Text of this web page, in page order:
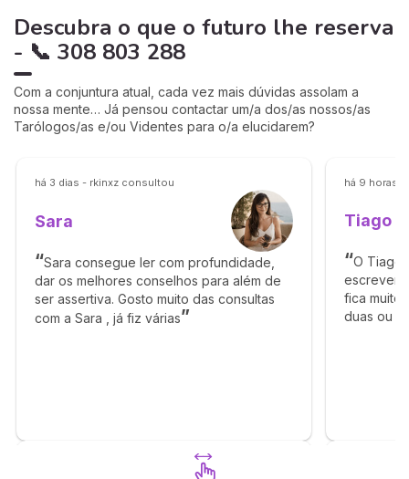
Descubra o que o futuro lhe reserva
- 📞 308 803 288
Com a conjuntura atual, cada vez mais dúvidas assolam a
nossa mente… Já pensou contactar um/a dos/as nossos/as
Tarólogos/as e/ou Videntes para o/a elucidarem?
há 3 dias - rkinxz consultou
Sara
Sara consegue ler com profundidade,
dar os melhores conselhos para além de
ser assertiva. Gosto muito das consultas
com a Sara , já fiz várias
há 9 horas
Tiago
O Tiago
escrever
fica muito
duas ou